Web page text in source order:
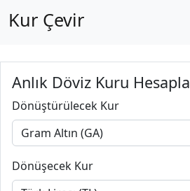
Kur Çevir
Anlık Döviz Kuru Hesapla
Dönüştürülecek Kur
Dönüşecek Kur